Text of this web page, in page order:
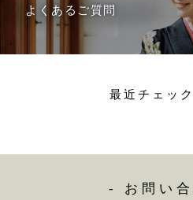
よくあるご質問
最近チェッ
- お問い